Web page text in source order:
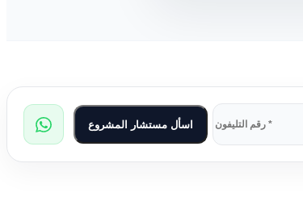
اسأل مستشار المشروع